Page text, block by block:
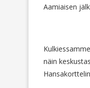
Aamiaisen
näin